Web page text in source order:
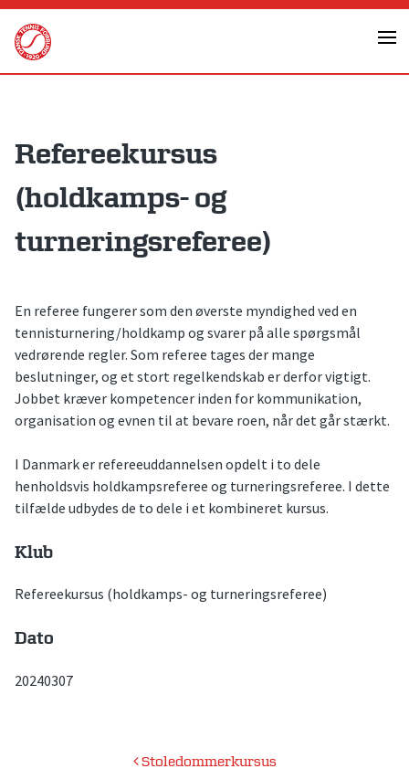
Skip
content
Refereekursus
(holdkamps- og
turneringsreferee)
En referee fungerer som den øverste myndighed ved en
tennisturnering/holdkamp og svarer på alle spørgsmål
vedrørende regler. Som referee tages der mange
beslutninger, og et stort regelkendskab er derfor vigtigt.
Jobbet kræver kompetencer inden for kommunikation,
organisation og evnen til at bevare roen, når det går stærkt.
I Danmark er refereeuddannelsen opdelt i to dele
henholdsvis holdkampsreferee og turneringsreferee. I dette
tilfælde udbydes de to dele i et kombineret kursus.
Klub
Refereekursus (holdkamps- og turneringsreferee)
Dato
20240307
IndlægsnavigationStoledommerkursus